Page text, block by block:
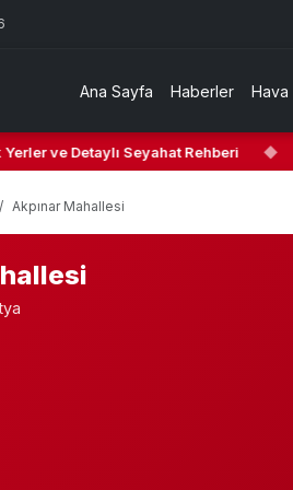
Ana Sayfa Haberler Hava
ve Detaylı Seyahat Rehberi ◆
Akpınar Mahallesi